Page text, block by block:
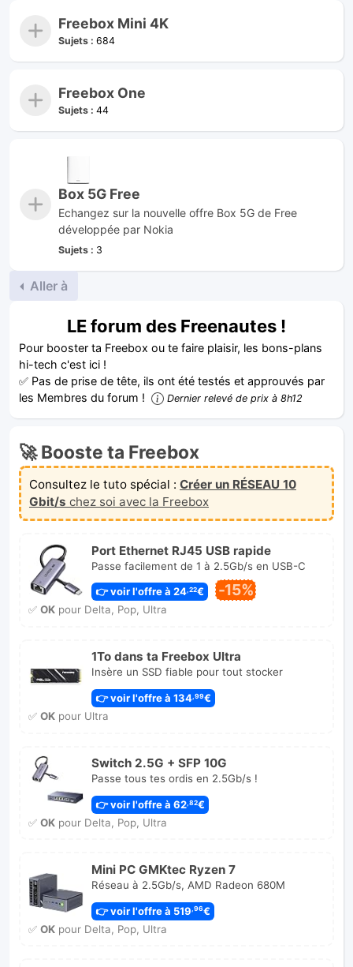
Freebox Mini 4K
Sujets : 684
Freebox One
Sujets : 44
Box 5G Free
Echangez sur la nouvelle offre Box 5G de Free
développée par Nokia
Sujets : 3
Aller à
LE forum des Freenautes !
Pour booster ta Freebox ou te faire plaisir, les bons-plans
hi-tech c'est ici !
✅ Pas de prise de tête, ils ont été testés et approuvés par
les Membres du forum !
Dernier relevé de prix à 8h12
🚀 Booste ta Freebox
Consultez le tuto spécial : Créer un RÉSEAU 10
Gbit/s chez soi avec la Freebox
Port Ethernet RJ45 USB rapide
Passe facilement de 1 à 2.5Gb/s en USB-C
👉 voir l'offre à 24 ,22€ -15%
✅ OKpour Delta, Pop, Ultra
1To dans ta Freebox Ultra
Insère un SSD fiable pour tout stocker
👉 voir l'offre à 134 ,99€
✅ OKpour Ultra
Switch 2.5G + SFP 10G
Passe tous tes ordis en 2.5Gb/s !
👉 voir l'offre à 62,82€
✅ OKpour Delta, Pop, Ultra
Mini PC GMKtec Ryzen 7
Réseau à 2.5Gb/s, AMD Radeon 680M
👉 voir l'offre à 519 ,96€
✅ OKpour Delta, Pop, Ultra